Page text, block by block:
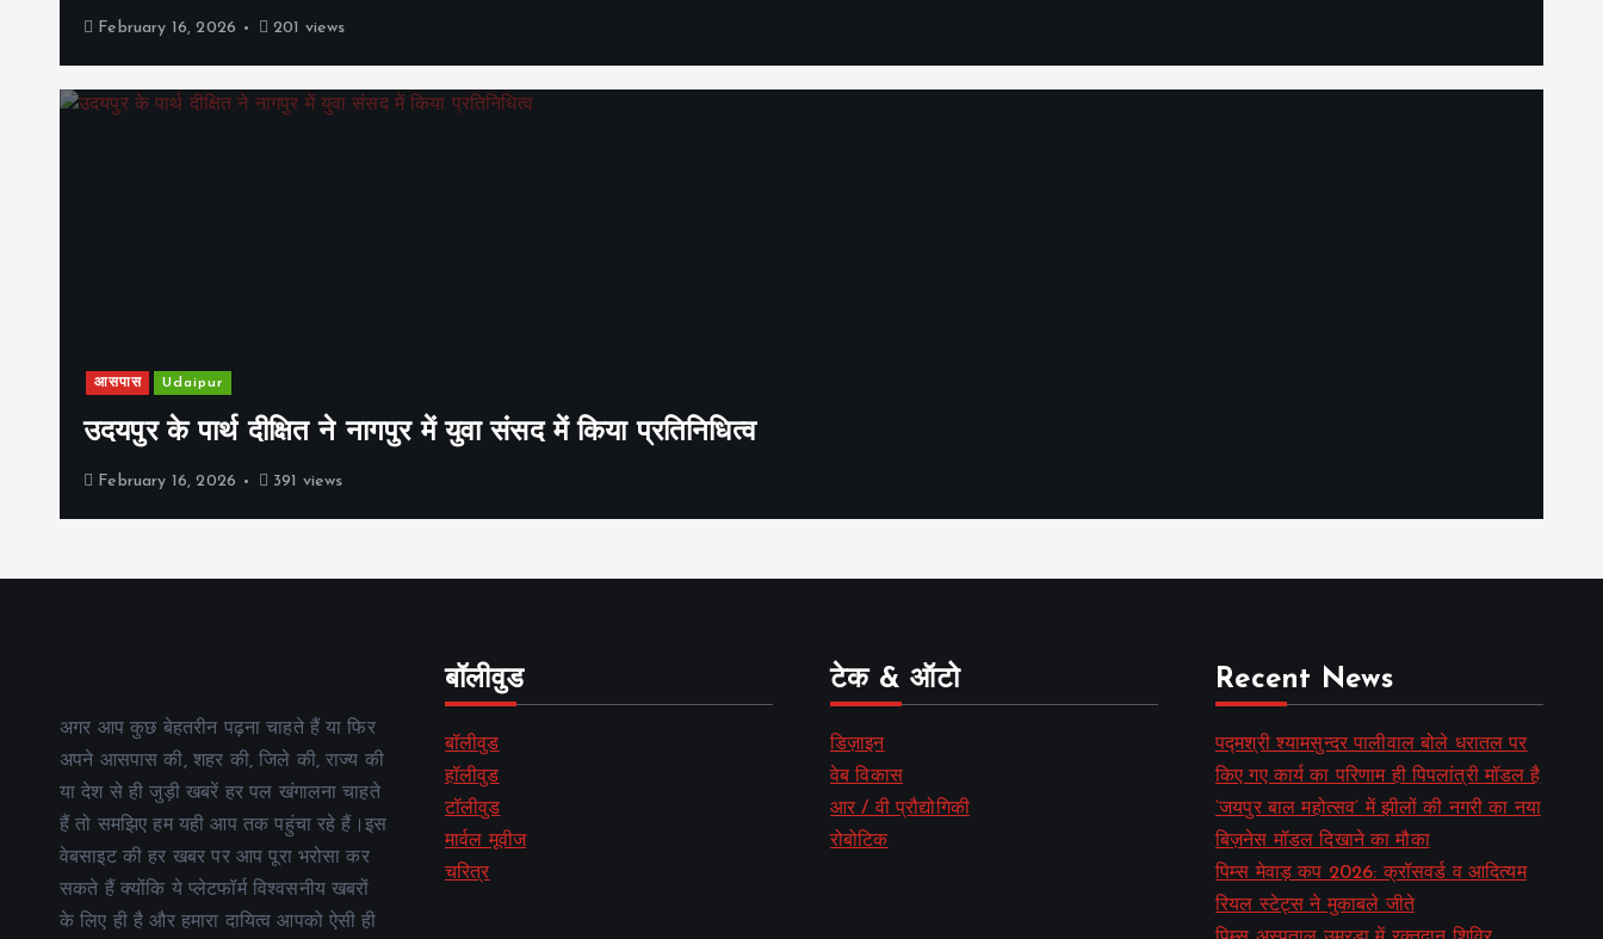
February 16, 2026 201 views
आसपास Udaipur
उदयपुर के पार्थ दीक्षित ने नागपुर में युवा संसद में किया प्रतिनिधित्व
February 16, 2026 391 views
अगर आप कुछ बेहतरीन पढ़ना चाहते हैं या फिर
अपने आसपास की, शहर की, जिले की, राज्य की
या देश से ही जुड़ी खबरें हर पल खंगालना चाहते
हैं तो समझिए हम यही आप तक पहुंचा रहे हैं।इस
वेबसाइट की हर खबर पर आप पूरा भरोसा कर
सकते हैं क्योंकि ये प्लेटफॉर्म विश्वसनीय खबरों
के लिए ही है और हमारा दायित्व आपको ऐसी ही
बॉलीवुड
बॉलीवुड
हॉलीवुड
टॉलीवुड
मार्वल मूवीज
चरित्र
टेक & ऑटो
डिज़ाइन
वेब विकास
आर / वी प्रौद्योगिकी
रोबोटिक
Recent News
पद्मश्री श्यामसुन्दर पालीवाल बोले धरातल पर
किए गए कार्य का परिणाम ही पिपलांत्री मॉडल है
‘जयपुर बाल महोत्सव’ में झीलों की नगरी का नया
बिज़नेस मॉडल दिखाने का मौका
पिम्स मेवाड़ कप 2026: क्रॉसवर्ड व आदित्यम
रियल स्टेट्स ने मुकाबले जीते